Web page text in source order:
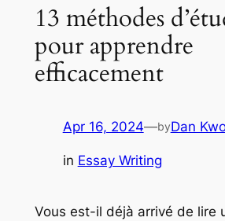
13 méthodes
pour apprendre
efficacement
Apr 16, 2024—byDan
in Essay Writing
Vous est-il déjà arrivé de lire